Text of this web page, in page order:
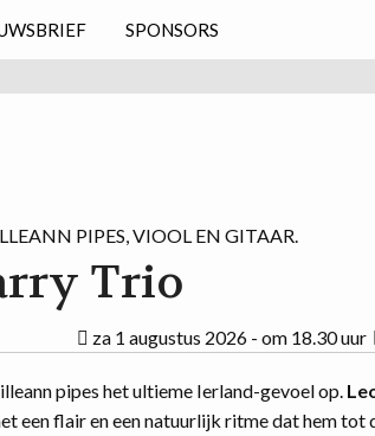
SPONSORS
PIPES, VIOOL EN GITAAR.
Trio
za 1 augustus 2026 - om 18.30 uur
pipes het ultieme Ierland-gevoel op.
een flair en een natuurlijk ritme dat hem tot